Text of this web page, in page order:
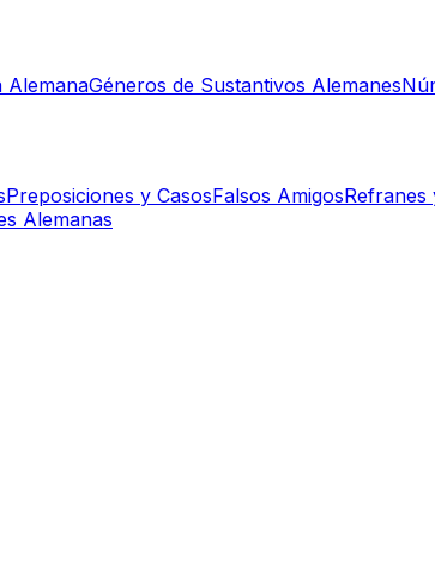
AlemanaGéneros de Sustantivos Alemanes
Preposiciones y CasosFalsos AmigosRefranes
Alemanas